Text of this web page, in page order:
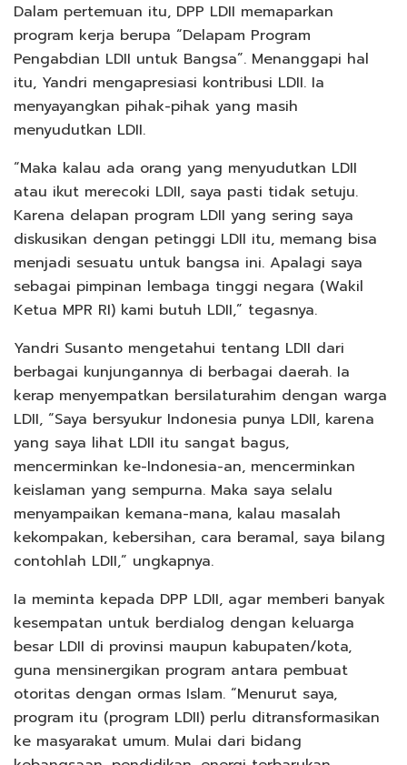
Dalam pertemuan itu, DPP LDII memaparkan
program kerja berupa “Delapam Program
Pengabdian LDII untuk Bangsa”. Menanggapi hal
itu, Yandri mengapresiasi kontribusi LDII. Ia
menyayangkan pihak-pihak yang masih
menyudutkan LDII.
“Maka kalau ada orang yang menyudutkan LDII
atau ikut merecoki LDII, saya pasti tidak setuju.
Karena delapan program LDII yang sering saya
diskusikan dengan petinggi LDII itu, memang bisa
menjadi sesuatu untuk bangsa ini. Apalagi saya
sebagai pimpinan lembaga tinggi negara (Wakil
Ketua MPR RI) kami butuh LDII,” tegasnya.
Yandri Susanto mengetahui tentang LDII dari
berbagai kunjungannya di berbagai daerah. Ia
kerap menyempatkan bersilaturahim dengan warga
LDII, “Saya bersyukur Indonesia punya LDII, karena
yang saya lihat LDII itu sangat bagus,
mencerminkan ke-Indonesia-an, mencerminkan
keislaman yang sempurna. Maka saya selalu
menyampaikan kemana-mana, kalau masalah
kekompakan, kebersihan, cara beramal, saya bilang
contohlah LDII,” ungkapnya.
Ia meminta kepada DPP LDII, agar memberi banyak
kesempatan untuk berdialog dengan keluarga
besar LDII di provinsi maupun kabupaten/kota,
guna mensinergikan program antara pembuat
otoritas dengan ormas Islam. “Menurut saya,
program itu (program LDII) perlu ditransformasikan
ke masyarakat umum. Mulai dari bidang